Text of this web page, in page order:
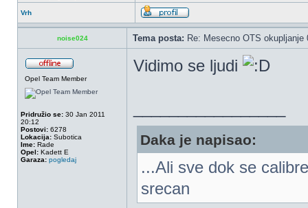
Vrh
noise024 Tema posta: Re: Mesecno OTS
Opel Team Member
Pridružio se: 30 Jan 2011
20:12
Postovi: 6278
Lokacija: Subotica
Ime: Rade
Opel: Kadett E
Garaza: pogledaj
Vidimo se ljudi
Daka je napisao:
...Ali sve dok se
srecan